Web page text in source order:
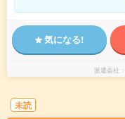
気になる!
派遣会社
未読